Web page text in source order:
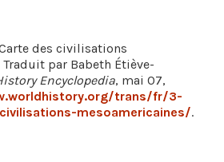
des civilisations
par Babeth Étiève-
Encyclopedia, mai 07,
trans/fr/3-
mesoamericaines/.